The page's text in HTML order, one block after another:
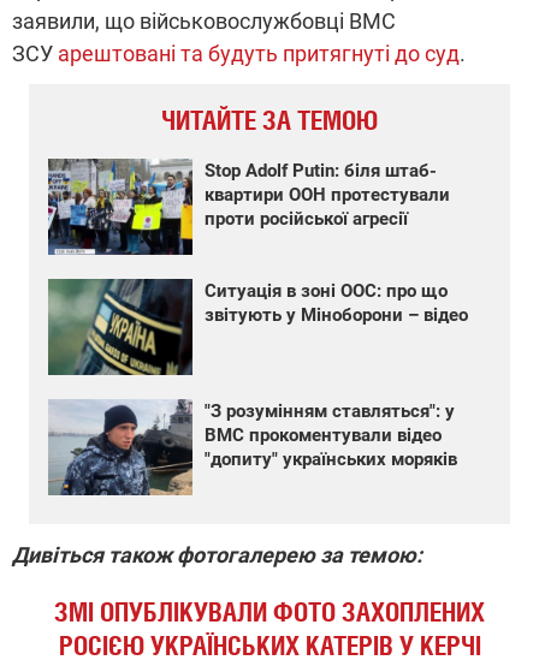
заявили, що військовослужбовці ВМС
ЗСУ арештовані та будуть притягнуті до суд.
ЧИТАЙТЕ ЗА ТЕМОЮ
Stop Adolf Putin: біля штаб-
квартири ООН протестували
проти російської агресії
Ситуація в зоні ООС: про що
звітують у Міноборони – відео
"З розумінням ставляться": у
ВМС прокоментували відео
"допиту" українських моряків
Дивіться також фотогалерею за темою:
ЗМІ ОПУБЛІКУВАЛИ ФОТО ЗАХОПЛЕНИХ
РОСІЄЮ УКРАЇНСЬКИХ КАТЕРІВ У КЕРЧІ